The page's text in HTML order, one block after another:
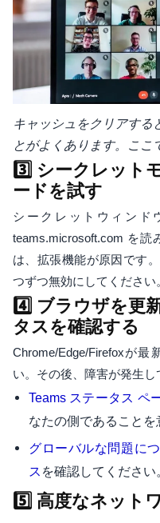
キャッシュをクリアする
とがよくあります。ここ
3️⃣ シークレット
ードを試す
シークレットウィンド
teams.microsoft.com を
は、拡張機能が原因です
つずつ無効にしてください
4️⃣ ブラウザを更
タスを確認する
Chrome/Edge/Firefoxが
い。その後、障害が発生し
Teams ステータス ペ
なたの側であることを
グローバルな問題に
ス を確認してください
5️⃣ 高度なネット